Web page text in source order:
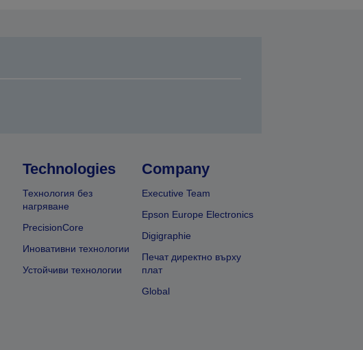
Technologies
Технология без
нагряване
PrecisionCore
Иновативни технологии
Устойчиви технологии
Company
Executive Team
Epson Europe Electronics
Digigraphie
Печат директно върху
плат
Global